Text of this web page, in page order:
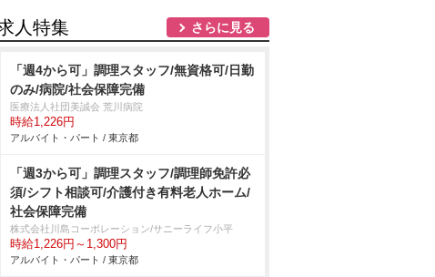
人特集 さらに見る
「週4から可」調理スタッフ/無資格可/日勤
のみ/病院/社会保障完備
医療法人社団美誠会 荒川病院
時給1,226円
アルバイト・パート / 東京都
「週3から可」調理スタッフ/調理師免許必
須/シフト相談可/介護付き有料老人ホーム/
社会保障完備
株式会社川島コーポレーション/サニーライフ小平
時給1,226円～1,300円
アルバイト・パート / 東京都